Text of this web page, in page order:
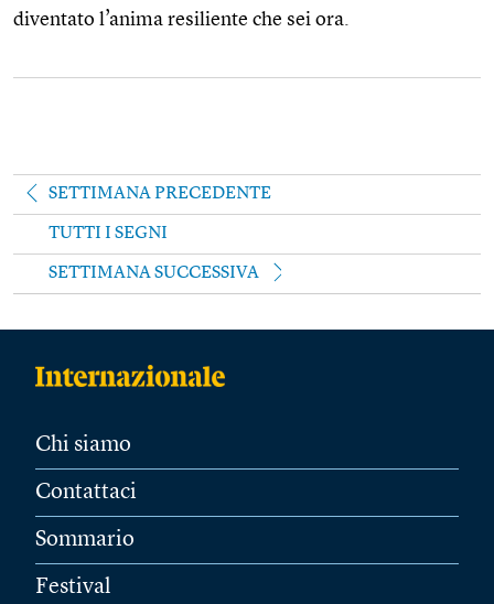
diventato l’anima resiliente che sei ora.
SETTIMANA PRECEDENTE
TUTTI I SEGNI
SETTIMANA SUCCESSIVA
Chi siamo
Contattaci
Sommario
Festival